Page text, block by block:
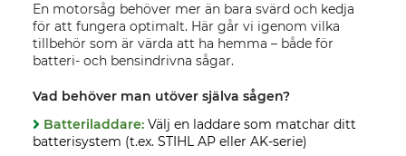
En motorsåg behöver mer än bara svärd och kedja
för att fungera optimalt. Här går vi igenom vilka
tillbehör som är värda att ha hemma – både för
batteri- och bensindrivna sågar.
Vad behöver man utöver själva sågen?
Batteriladdare: Välj en laddare som matchar ditt
batterisystem (t.ex. STIHL AP eller AK-serie)